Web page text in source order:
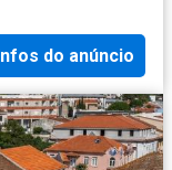
Infos do anúncio